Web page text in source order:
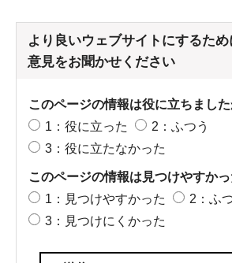
より良いウェブサイトにするた
意見をお聞かせください
このページの情報は役に立ちました
1：役に立った
2：ふつう
3：役に立たなかった
このページの情報は見つけやすか
1：見つけやすかった
2：ふ
3：見つけにくかった